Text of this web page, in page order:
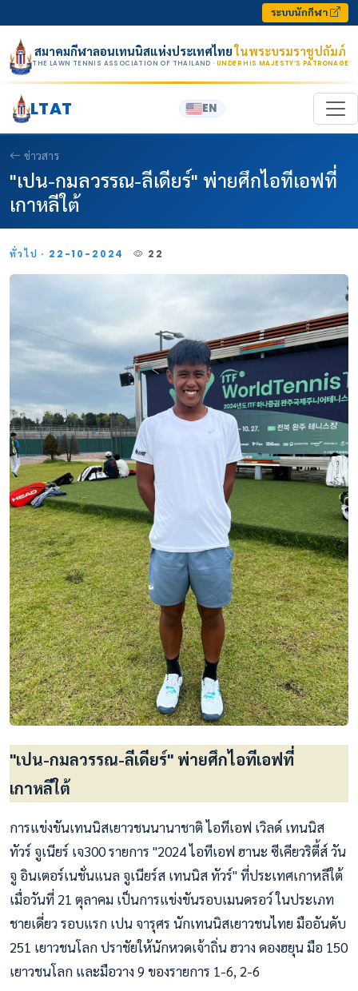
ระบบนักกีฬา
สมาคมกีฬาลอนเทนนิสแห่งประเทศไทยในพระบรมราชูปถัมภ์
THE LAWN TENNIS ASSOCIATION OF THAILAND · UNDER HIS MAJESTY’S PATRONAGE
LTAT EN
ข่าวสาร
"เปน-กมลวรรณ-ลีเดียร์" พ่ายศึกไอทีเอฟที่
เกาหลีใต้
ทั่วไป · 22-10-2024 22
"เปน-กมลวรรณ-ลีเดียร์" พ่ายศึกไอทีเอฟที่
เกาหลีใต้
การแข่งขันเทนนิสเยาวชนนานาชาติ ไอทีเอฟ เวิลด์ เทนนิส
ทัวร์ จูเนียร์ เจ300 รายการ "2024 ไอทีเอฟ ฮานะ ซีเคียวริตี้ส์ วัน
จู อินเตอร์เนชั่นแนล จูเนียร์ส เทนนิส ทัวร์" ที่ประเทศเกาหลีใต้
เมื่อวันที่ 21 ตุลาคม เป็นการแข่งขันรอบเมนดรอว์ ในประเภท
ชายเดี่ยว รอบแรก เปน จารุศร นักเทนนิสเยาวชนไทย มืออันดับ
251 เยาวชนโลก ปราชัยให้นักหวดเจ้าถิ่น ฮวาง ดองฮยุน มือ 150
เยาวชนโลก และมือวาง 9 ของรายการ 1-6, 2-6